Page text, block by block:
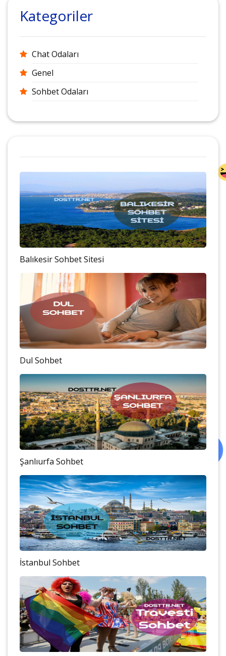
Kategoriler
Chat Odaları
Genel
Sohbet Odaları
Balıkesir Sohbet Sitesi
Dul Sohbet
Şanlıurfa Sohbet
İstanbul Sohbet